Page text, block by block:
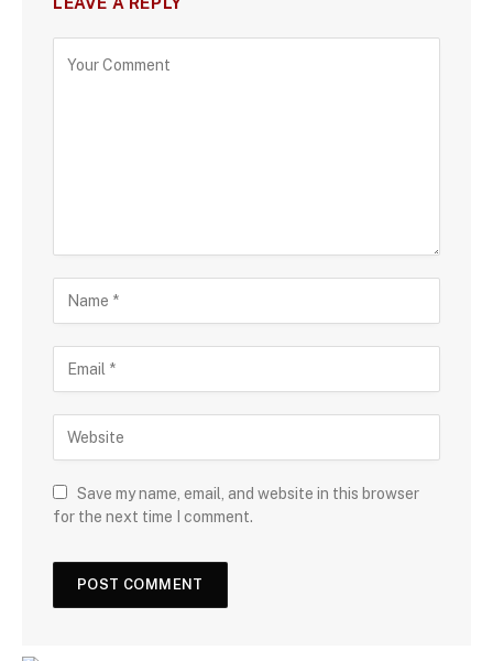
Save my name, email, and website in this browser
for the next time I comment.